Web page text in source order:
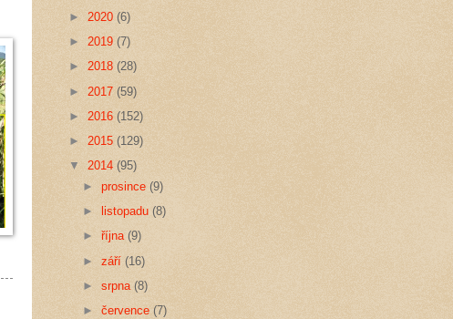
► 2020 (6)
► 2019 (7)
► 2018 (28)
► 2017 (59)
► 2016 (152)
► 2015 (129)
▼ 2014 (95)
►prosince (9)
►
listopadu(8)
►října(9)
►září(16)
►srpna(8)
►července (7)